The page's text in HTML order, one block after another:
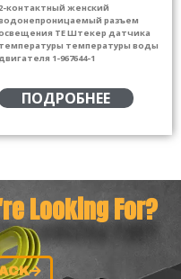
2-контактный женский
разъем
TE Штекер датчика
температуры температуры воды
двигателя 1-967644-1
ПОДРОБНЕЕ
Looking For?